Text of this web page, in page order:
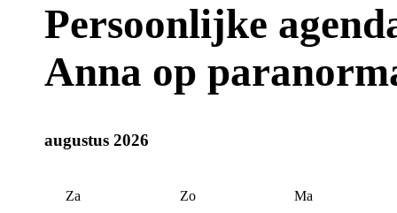
Persoonlijke
Anna op
augustus 2026
Za Zo Ma